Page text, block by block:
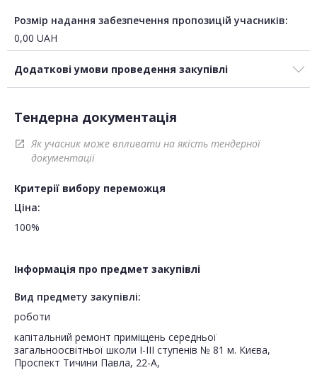
Розмір надання забезпечення пропозицій учасників:
0,00 UAH
Додаткові умови проведення закупівлі
Тендерна документація
open_in_new
Як учасник може впливати на якість тендерної
документації
Критерії вибору переможця
Ціна:
100%
Інформація про предмет закупівлі
Вид предмету закупівлі:
роботи
капітальний ремонт приміщень середньої
загальноосвітньої школи І-ІІІ ступенів № 81 м. Києва,
Проспект Тичини Павла, 22-А,